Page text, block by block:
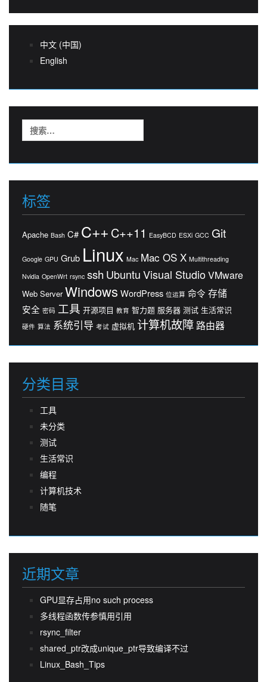
中文 (中国)
English
索：
标签
Apache Bash C# C++ C++11 EasyBCD ESXi GCC Git
Google GPU Grub Linux Mac Mac OS X Multithreading
Nvidia OpenWrt rsync ssh UbuntuVisual StudioVMware
Web Server Windows WordPress 位运算 命令 存储
安全 密码 工具 开源项目 教育 智力题 服务器 测试 生活常识
硬件 算法 系统引导 考试 虚拟机 计算机故障 路由器
分类目录
工具
未分类
测试
生活常识
编程
计算机技术
随笔
近期文章
GPU显存占用no such process
多线程函数传参慎用引用
rsync_filter
shared_ptr改成unique_ptr导致编译不过
Linux_Bash_Tips